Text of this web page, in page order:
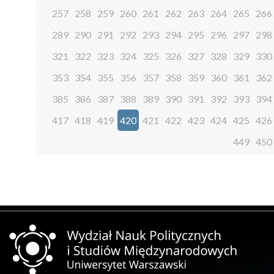
257 258 259 260 261 262 263 264 265
266
289 290 291 292 293 294 295 296 297 298
321
322 323 324 325 326 327 328 329 330
353 354 355 356 357 358 359 360 361
362
385
386 387 388 389 390 391 392 393 394
417 418 419 420 421 422 423 424 425 426
449 450